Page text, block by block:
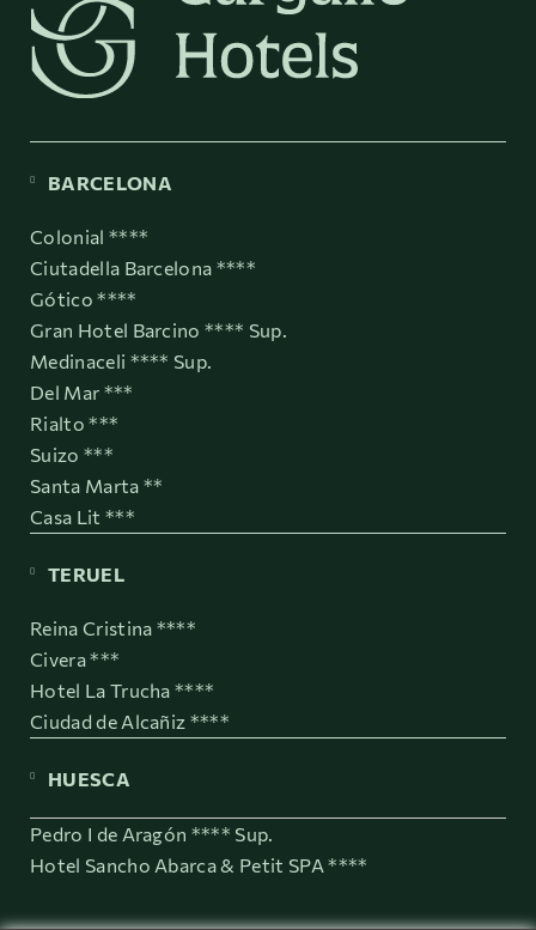
BARCELONA
Colonial ****
Ciutadella Barcelona ****
Gótico ****
Gran Hotel Barcino **** Sup.
Medinaceli **** Sup.
Del Mar ***
Rialto ***
Suizo ***
Santa Marta **
Casa Lit ***
TERUEL
Reina Cristina ****
Civera ***
Hotel La Trucha ****
Ciudad de Alcañiz ****
HUESCA
Pedro I de Aragón **** Sup.
Hotel Sancho Abarca & Petit SPA ****